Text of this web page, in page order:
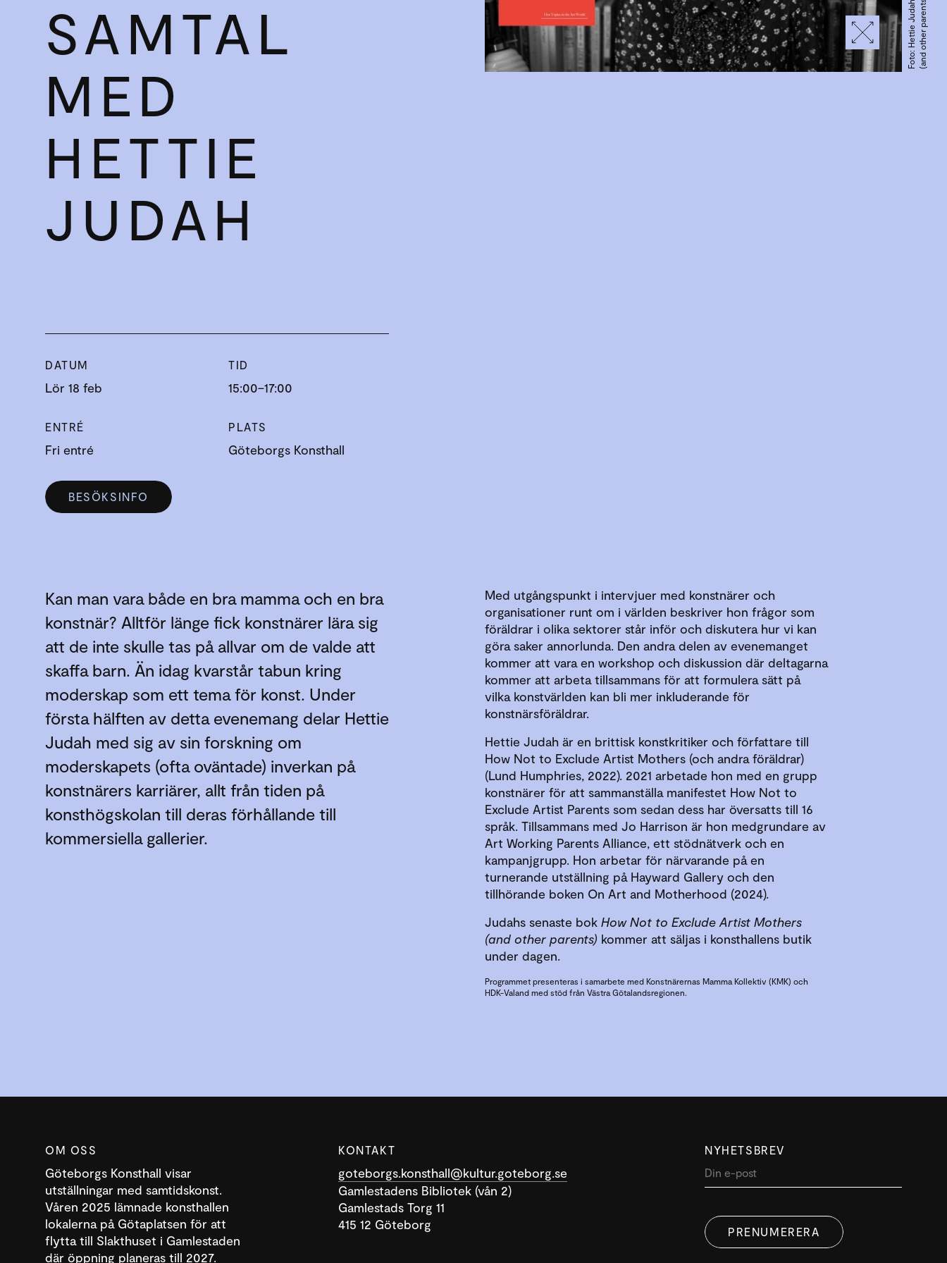
SAMTAL
MED
HETTIE
JUDAH
DATUM
Lör 18 feb
TID
15:00–17:00
ENTRÉ
Fri entré
PLATS
Göteborgs Konsthall
BESÖKSINFO
Kan man vara både en bra mamma och en bra
konstnär? Alltför länge fick konstnärer lära sig
att de inte skulle tas på allvar om de valde att
skaffa barn. Än idag kvarstår tabun kring
moderskap som ett tema för konst. Under
första hälften av detta evenemang delar Hettie
Judah med sig av sin forskning om
moderskapets (ofta oväntade) inverkan på
konstnärers karriärer, allt från tiden på
konsthögskolan till deras förhållande till
kommersiella gallerier.
Med utgångspunkt i intervjuer med konstnärer och
organisationer runt om i världen beskriver hon frågor som
föräldrar i olika sektorer står inför och diskutera hur vi kan
göra saker annorlunda. Den andra delen av evenemanget
kommer att vara en workshop och diskussion där deltagarna
kommer att arbeta tillsammans för att formulera sätt på
vilka konstvärlden kan bli mer inkluderande för
konstnärsföräldrar.
Hettie Judah är en brittisk konstkritiker och författare till
How Not to Exclude Artist Mothers (och andra föräldrar)
(Lund Humphries, 2022). 2021 arbetade hon med en grupp
konstnärer för att sammanställa manifestet How Not to
Exclude Artist Parents som sedan dess har översatts till 16
språk. Tillsammans med Jo Harrison är hon medgrundare av
Art Working Parents Alliance, ett stödnätverk och en
kampanjgrupp. Hon arbetar för närvarande på en
turnerande utställning på Hayward Gallery och den
tillhörande boken On Art and Motherhood (2024).
Judahs senaste bok How Not to Exclude Artist Mothers
(and other parents) kommer att säljas i konsthallens butik
under dagen.
Programmet presenteras i samarbete med Konstnärernas Mamma Kollektiv (KMK) och
HDK-Valand med stöd från Västra Götalandsregionen.
OM OSS
Göteborgs Konsthall visar
utställningar med samtidskonst.
Våren 2025 lämnade konsthallen
lokalerna på Götaplatsen för att
flytta till Slakthuset i Gamlestaden
där öppning planeras till 2027.
KONTAKT
goteborgs.konsthall@kultur.goteborg.se
Gamlestadens Bibliotek (vån 2)
Gamlestads Torg 11
415 12 Göteborg
NYHETSBREV
PRENUMERERA